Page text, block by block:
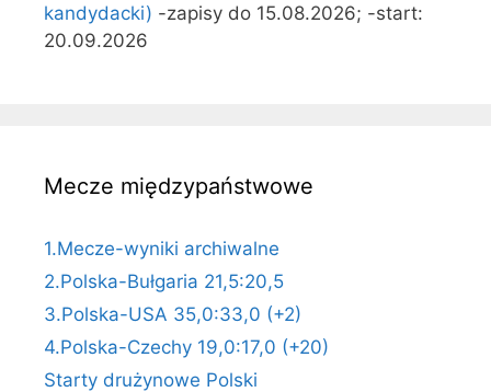
kandydacki) -zapisy do 15.08.2026; -start:
20.09.2026
Mecze międzypaństwowe
1.Mecze-wyniki archiwalne
2.Polska-Bułgaria 21,5:20,5
3.Polska-USA 35,0:33,0 (+2)
4.Polska-Czechy 19,0:17,0 (+20)
Starty drużynowe Polski